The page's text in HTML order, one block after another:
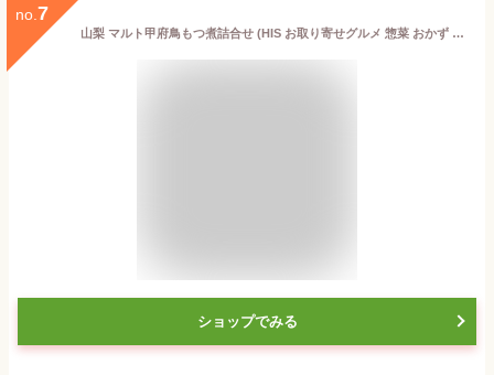
no. 7
山梨 マルト甲府鳥もつ煮詰合せ (HIS お取り寄せグルメ 惣菜 おかず おつまみ モツ 鳥モツ もつ煮 ギフト プレゼント 贈答品 手土産 お中元 お歳暮 母の日 父の日 夏ギフト 冬ギフト 送料無料)
ショップでみる